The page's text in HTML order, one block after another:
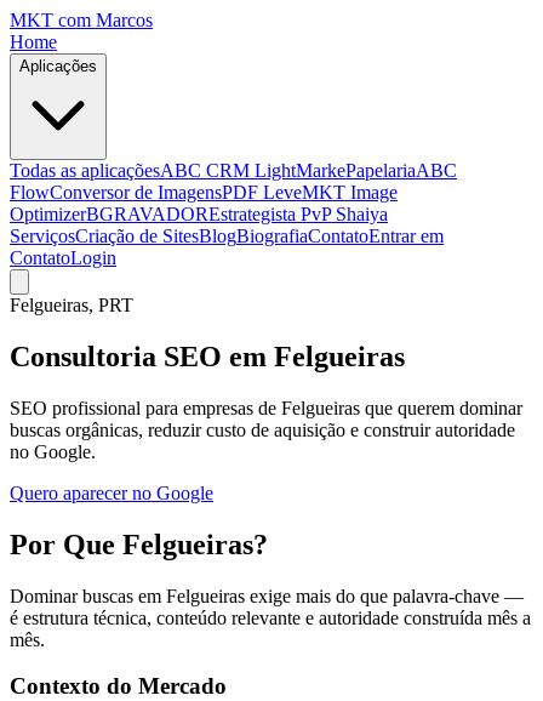
MKT com Marcos
Home
Aplicações
Todas as aplicaçõesABC CRM LightMarkePapelariaABC
FlowConversor de ImagensPDF LeveMKT Image
OptimizerBGRAVADOREstrategista PvP Shaiya
ServiçosCriação de SitesBlogBiografiaContatoEntrar em
ContatoLogin
Felgueiras, PRT
Consultoria SEO em Felgueiras
SEO profissional para empresas de Felgueiras que querem dominar
buscas orgânicas, reduzir custo de aquisição e construir autoridade
no Google.
Quero aparecer no Google
Por Que Felgueiras?
Dominar buscas em Felgueiras exige mais do que palavra-chave —
é estrutura técnica, conteúdo relevante e autoridade construída mês a
mês.
Contexto do Mercado